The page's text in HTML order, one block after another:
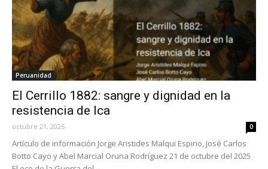
Peruanidad
El Cerrillo 1882: sangre y dignidad en la
resistencia de Ica
octubre 21, 2025 0
Artículo de información Jorge Aristides Malqui Espino, José Carlos
Botto Cayo y Abel Marcial Oruna Rodríguez 21 de octubre del 2025